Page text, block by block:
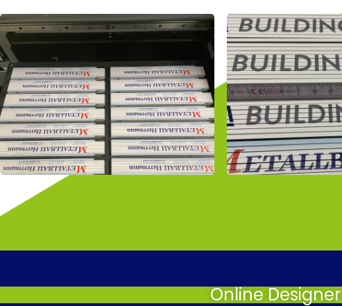
Online